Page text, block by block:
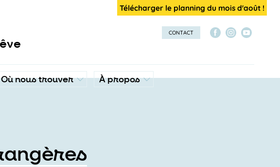
Télécharger le planning du mois d'août !
Où nous trouver À propos
CONTACT